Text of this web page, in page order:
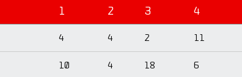
1 2 3 4
4 4 2 11
10 4 18 6